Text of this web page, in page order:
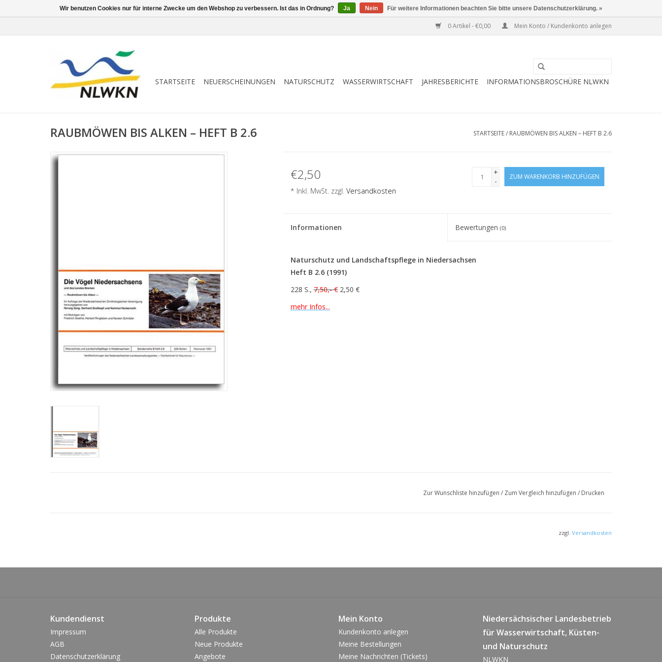
0 Artikel - €0,00 Mein Konto / Kundenkonto anlegen
STARTSEITE NEUERSCHEINUNGEN NATURSCHUTZ WASSERWIRTSCHAFT JAHRESBERICHTE INFORMATIONSBROSCHÜRE NLWKN
RAUBMÖWEN BIS ALKEN – HEFT B 2.6 STARTSEITE/ RAUBMÖWEN BIS ALKEN – HEFT B 2.6
€2,50
* Inkl. MwSt. zzgl. Versandkosten
+
-
ZUM WARENKORB HINZUFÜGEN
Informationen Bewertungen(0)
Naturschutz und Landschaftspflege in Niedersachsen
Heft B 2.6 (1991)
228 S.,7,50,- €2,50 €
mehr Infos...
Zur Wunschliste hinzufügen / Zum Vergleich hinzufügen / Drucken
zzgl. Versandkosten
Kundendienst
Impressum
AGB
Datenschutzerklärung
Produkte
Alle Produkte
Neue Produkte
Angebote
Mein Konto
Kundenkonto anlegen
Meine Bestellungen
Meine Nachrichten (Tickets)
Niedersächsischer Landesbetrieb
für Wasserwirtschaft, Küsten-
und Naturschutz
NLWKN
Wir benutzen Cookies nur für interne Zwecke um den Webshop zu verbessern. Ist das in Ordnung? Ja Nein Für weitere Informationen beachten Sie bitte unsere Datenschutzerklärung. »